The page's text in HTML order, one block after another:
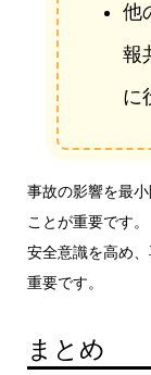
他
報
に
事故の影響を最
ことが重要です。
安全意識を高め
重要です。
まとめ